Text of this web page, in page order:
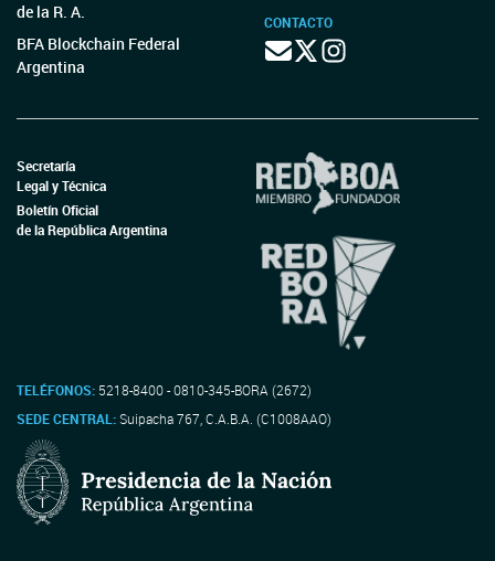
de la R. A.
BFA Blockchain Federal
Argentina
CONTACTO
Secretaría
Legal y Técnica
Boletín Oficial
de la República Argentina
TELÉFONOS: 5218-8400 - 0810-345-BORA (2672)
SEDE CENTRAL:Suipacha 767, C.A.B.A. (C1008AAO)